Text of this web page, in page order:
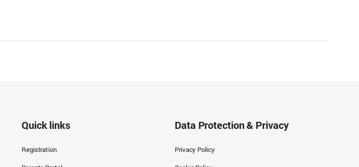
Quick links
Registration
Data Protection & Privacy
Privacy Policy